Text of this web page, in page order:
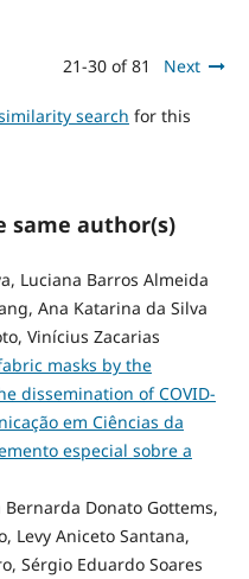
21-30 of 81 Next
search for this
same author(s)
Luciana Barros Almeida
Ana Katarina da Silva
Vinícius Zacarias
masks by the
dissemination of COVID-
em Ciências da
especial sobre a
Donato Gottems,
Levy Aniceto Santana,
Sérgio Eduardo Soares